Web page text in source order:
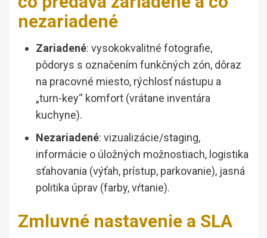
nezariadené
Zariadené: vysokokvalitné fotografie,
pôdorys s označením funkčných zón, dôraz
na pracovné miesto, rýchlosť nástupu a
„turn-key“ komfort (vrátane inventára
kuchyne).
Nezariadené: vizualizácie/staging,
informácie o úložných možnostiach, logistika
sťahovania (výťah, prístup, parkovanie), jasná
politika úprav (farby, vŕtanie).
Zmluvné nastavenie a SLA